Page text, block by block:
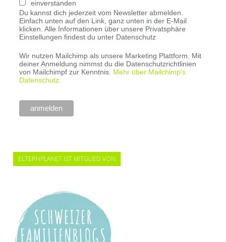
einverstanden
Du kannst dich jederzeit vom Newsletter abmelden.
Einfach unten auf den Link, ganz unten in der E-Mail
klicken. Alle Informationen über unsere Privatsphäre
Einstellungen findest du unter Datenschutz
Wir nutzen Mailchimp als unsere Marketing Plattform. Mit
deiner Anmeldung nimmst du die Datenschutzrichtlinien
von Mailchimpf zur Kenntnis. Mehr über Mailchimp's
Datenschutz.
ELTERNPLANET IST MITGLIED VON